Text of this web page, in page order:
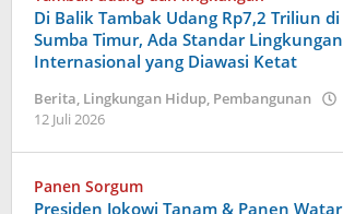
Di Balik Tambak Udang Rp7,2 Triliun di
Sumba Timur, Ada Standar Lingkungan
Internasional yang Diawasi Ketat
Berita, Lingkungan Hidup, Pembangunan
12 Juli 2026
Umbu
Ana
Lodu
Panen Sorgum
Presiden Jokowi Tanam & Panen Watar